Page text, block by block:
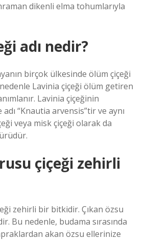
dikenli elma tohumlarıyla
adı nedir?
birçok ülkesinde ölüm çiçeği
Lavinia çiçeği ölüm getiren
Lavinia çiçeğinin
“Knautia arvensis”tir ve aynı
veya misk çiçeği olarak da
çiçeği zehirli
zehirli bir bitkidir. Çıkan özsu
Bu nedenle, budama sırasında
akan özsu ellerinize